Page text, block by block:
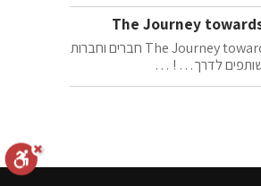
The Journey
The Journey towards Freedom חברים וחברות
שותפים לדרך… ! …